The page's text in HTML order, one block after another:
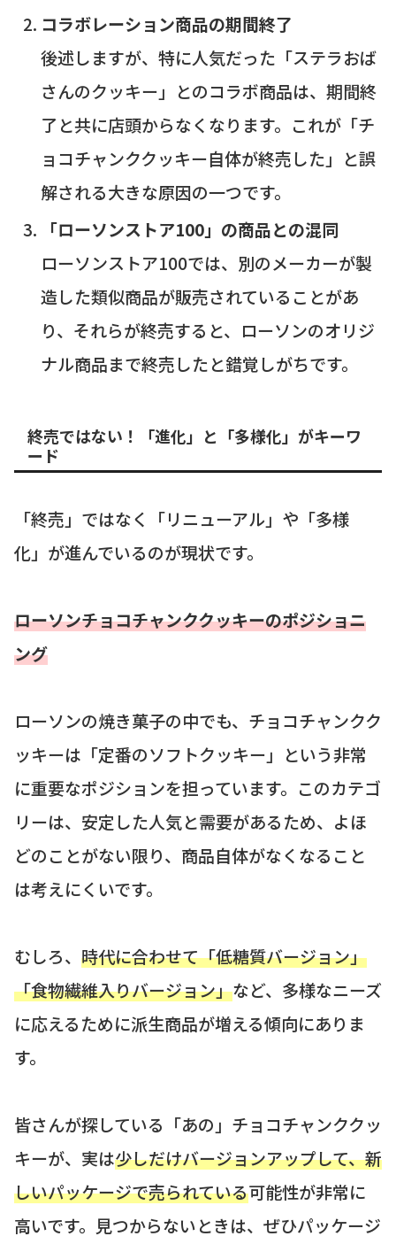
コラボレーション商品の期間終了
後述しますが、特に人気だった「ステラおば
さんのクッキー」とのコラボ商品は、期間終
了と共に店頭からなくなります。これが「チ
ョコチャンククッキー自体が終売した」と誤
解される大きな原因の一つです。
「ローソンストア100」の商品との混同
ローソンストア100では、別のメーカーが製
造した類似商品が販売されていることがあ
り、それらが終売すると、ローソンのオリジ
ナル商品まで終売したと錯覚しがちです。
終売ではない！「進化」と「多様化」がキーワ
ード
「終売」ではなく「リニューアル」や「多様
化」が進んでいるのが現状です。
ローソンチョコチャンククッキーのポジショニ
ング
ローソンの焼き菓子の中でも、チョコチャンクク
ッキーは「定番のソフトクッキー」という非常
に重要なポジションを担っています。このカテゴ
リーは、安定した人気と需要があるため、よほ
どのことがない限り、商品自体がなくなること
は考えにくいです。
むしろ、 時代に合わせて「低糖質バージョン」
「食物繊維入りバージョン」など、多様なニーズ
に応えるために派生商品が増える傾向にありま
す。
皆さんが探している「あの」チョコチャンククッ
キーが、実は少しだけバージョンアップして、新
しいパッケージで売られている可能性が非常に
高いです。見つからないときは、ぜひパッケージ